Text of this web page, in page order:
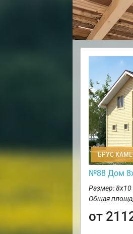
БРУС
№88 Дом
Размер:
Общая
от